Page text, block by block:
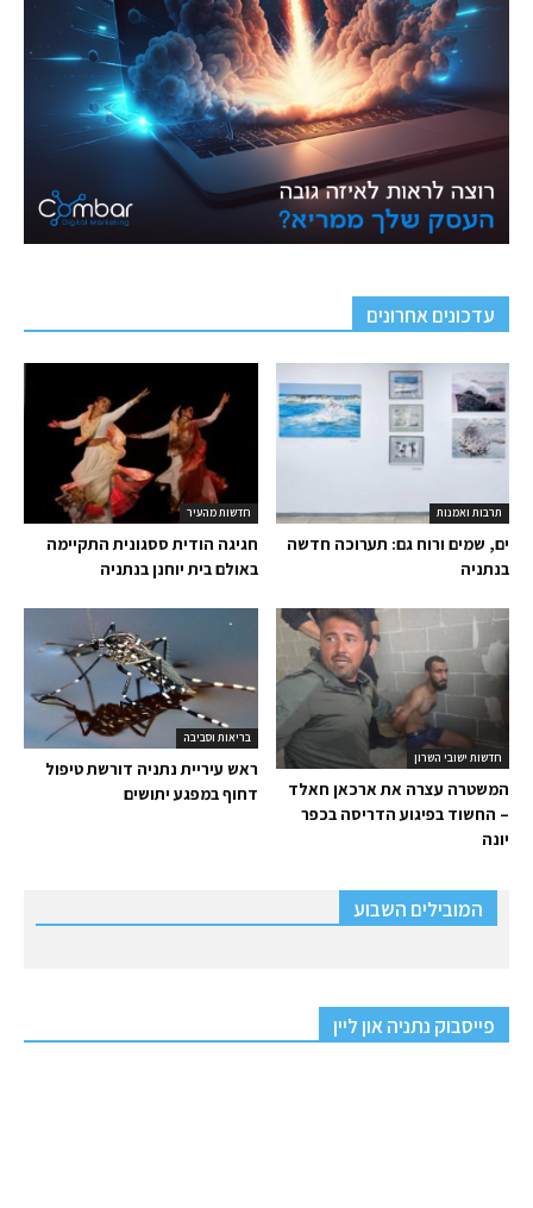
עדכונים אחרונים
חדשות מהעיר
חגיגה הודית ססגונית התקיימה
באולם בית יוחנן בנתניה
תרבות ואמנות
ים, שמים ורוח גם: תערוכה חדשה
בנתניה
בריאות וסביבה
ראש עיריית נתניה דורשת טיפול
דחוף במפגע יתושים
חדשות ישובי השרון
המשטרה עצרה את ארכאן חאלד
– החשוד בפיגוע הדריסה בכפר
יונה
המובילים השבוע
פייסבוק נתניה און ליין